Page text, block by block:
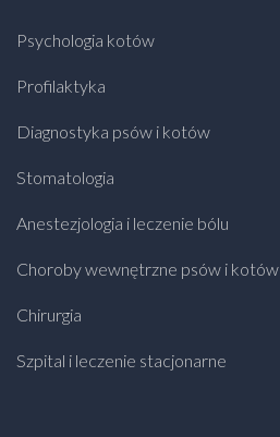
Psychologia kotów
Profilaktyka
Diagnostyka psów i kotów
Stomatologia
Anestezjologia i leczenie bólu
Choroby wewnętrzne psów i kotów
Chirurgia
Szpital i leczenie stacjonarne